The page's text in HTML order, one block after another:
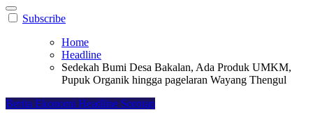
Subscribe
Home
Headline
Sedekah Bumi Desa Bakalan, Ada Produk UMKM,
Pupuk Organik hingga pagelaran Wayang Thengul
Berita Ekonomi Headline Sorotan